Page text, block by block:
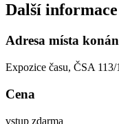
Další informace
Adresa místa
Expozice času, ČSA
Cena
vstup zdarma